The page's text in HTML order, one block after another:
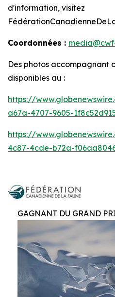
d'information, visitez
Coordonnées :
Des photos accompagnant
disponibles au :
https://
a67a-4707-9605-
https://
4c87-4cde-b72a-
GAGNANT DU GRAND